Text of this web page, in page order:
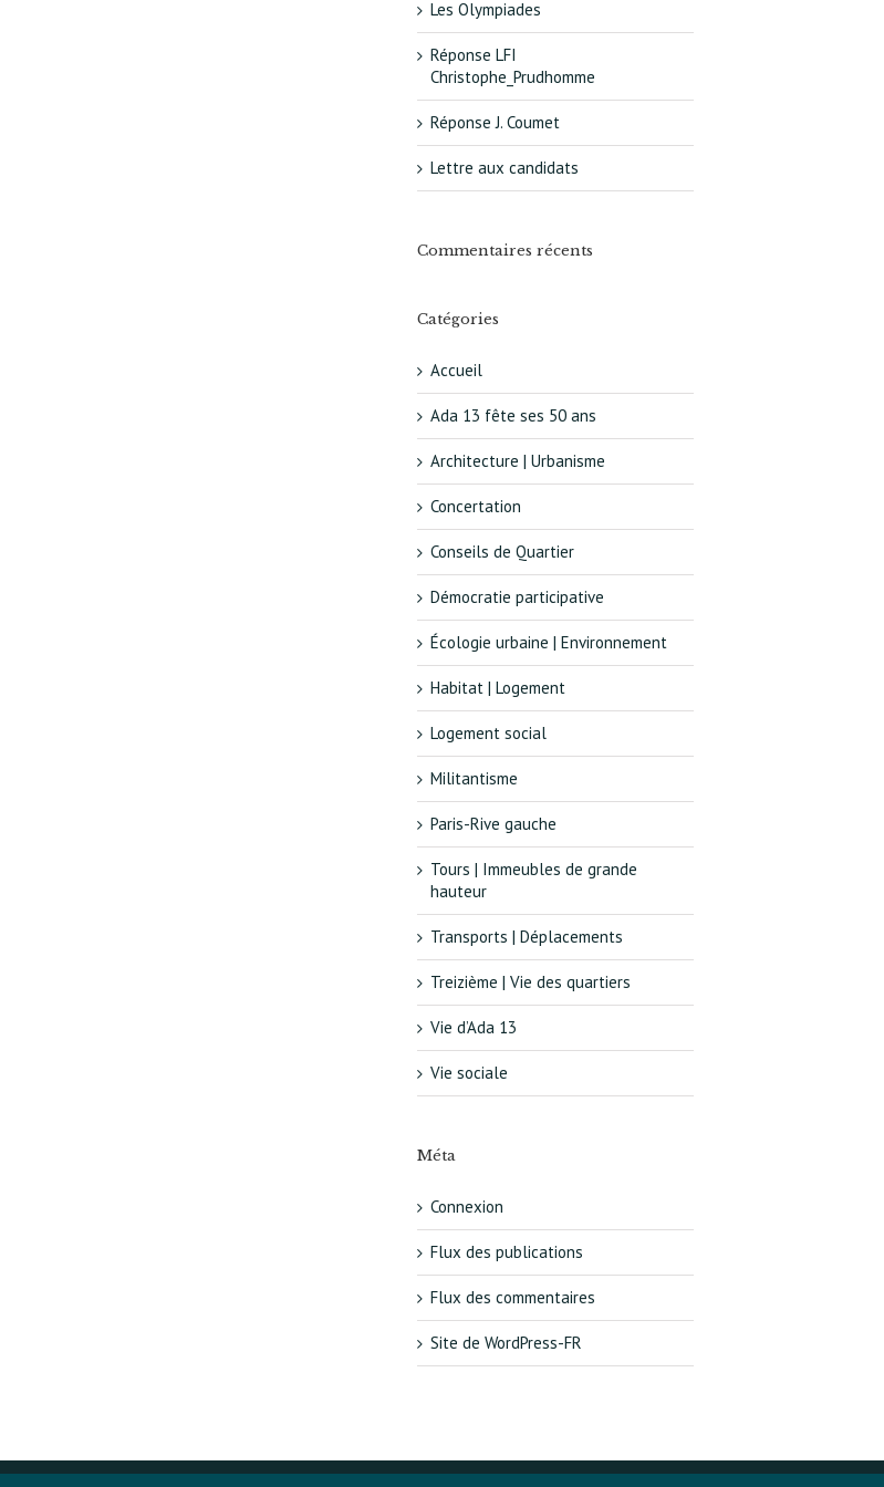
Les Olympiades
Réponse LFI
Christophe_Prudhomme
Réponse J. Coumet
Lettre aux candidats
Commentaires récents
Catégories
Accueil
Ada 13 fête ses 50 ans
Architecture | Urbanisme
Concertation
Conseils de Quartier
Démocratie participative
Écologie urbaine | Environnement
Habitat | Logement
Logement social
Militantisme
Paris-Rive gauche
Tours | Immeubles de grande
hauteur
Transports | Déplacements
Treizième | Vie des quartiers
Vie d’Ada 13
Vie sociale
Méta
Connexion
Flux des publications
Flux des commentaires
Site de WordPress-FR